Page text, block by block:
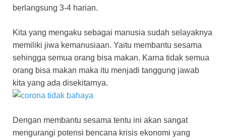
berlangsung 3-4 harian.
Kita yang mengaku sebagai manusia sudah selayaknya
memiliki jiwa kemanusiaan. Yaitu membantu sesama
sehingga semua orang bisa makan. Karna tidak semua
orang bisa makan maka itu menjadi tanggung jawab
kita yang ada disekitarnya.
Dengan membantu sesama tentu ini akan sangat
mengurangi potensi bencana krisis ekonomi yang